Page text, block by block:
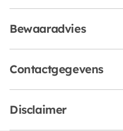
Bewaaradvies
Contactgegevens
Disclaimer